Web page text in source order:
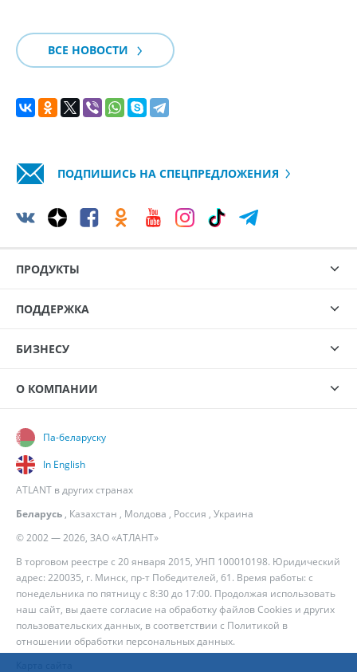
ВСЕ НОВОСТИ
ПОДПИШИСЬ НА СПЕЦПРЕДЛОЖЕНИЯ
ПРОДУКТЫ
ПОДДЕРЖКА
БИЗНЕСУ
О КОМПАНИИ
© 2002 — 2026, ЗАО «АТЛАНТ»
В торговом реестре с 20 января 2015, УНП 100010198. Юридический
адрес: 220035, г. Минск, пр-т Победителей, 61. Время работы: с
понедельника по пятницу с 8:30 до 17:00. Продолжая использовать
наш сайт, вы даете согласие на обработку файлов Cookies и других
пользовательских данных, в соответствии с Политикой в
отношении обработки персональных данных.
Па-беларуску
In English
ATLANT в других странах
Беларусь , Казахстан , Молдова , Россия , Украина